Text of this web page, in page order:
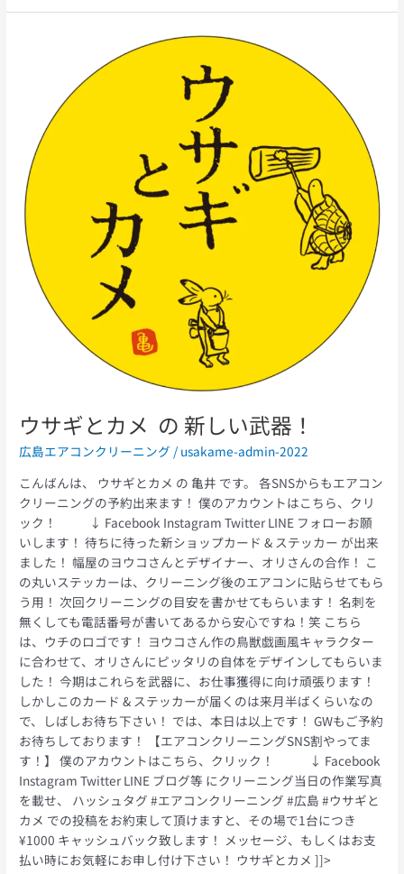
ウサギとカメ の 新しい武器！
広島エアコンクリーニング / usakame-admin-2022
こんばんは、 ウサギとカメ の 亀井 です。 各SNSからもエアコン
クリーニングの予約出来ます！ 僕のアカウントはこちら、クリ
ック！ ↓ Facebook Instagram Twitter LINE フォローお願
いします！ 待ちに待った新ショップカード & ステッカー が出来
ました！ 幅屋のヨウコさんとデザイナー、オリさんの合作！ こ
の丸いステッカーは、クリーニング後のエアコンに貼らせてもら
う用！ 次回クリーニングの目安を書かせてもらいます！ 名刺を
無くしても電話番号が書いてあるから安心ですね！笑 こちら
は、ウチのロゴです！ ヨウコさん作の鳥獣戯画風キャラクター
に合わせて、オリさんにピッタリの自体をデザインしてもらいま
した！ 今期はこれらを武器に、お仕事獲得に向け頑張ります！
しかしこのカード & ステッカーが届くのは来月半ばくらいなの
で、しばしお待ち下さい！ では、本日は以上です！ GWもご予約
お待ちしております！ 【エアコンクリーニングSNS割やってま
す！】 僕のアカウントはこちら、クリック！ ↓ Facebook
Instagram Twitter LINE ブログ等 にクリーニング当日の作業写真
を載せ、 ハッシュタグ #エアコンクリーニング #広島 #ウサギと
カメ での投稿をお約束して頂けますと、その場で1台につき
¥1000 キャッシュバック致します！ メッセージ、もしくはお支
払い時にお気軽にお申し付け下さい！ ウサギとカメ ]]>
の
新
し
い
武
器！